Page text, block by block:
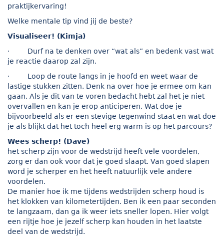
praktijkervaring!
Welke mentale tip vind jij de beste?
Visualiseer! (Kimja)
· Durf na te denken over “wat als” en bedenk vast wat
je reactie daarop zal zijn.
· Loop de route langs in je hoofd en weet waar de
lastige stukken zitten. Denk na over hoe je ermee om kan
gaan. Als je dit van te voren bedacht hebt zal het je niet
overvallen en kan je erop anticiperen. Wat doe je
bijvoorbeeld als er een stevige tegenwind staat en wat doe
je als blijkt dat het toch heel erg warm is op het parcours?
Wees scherp! (Dave)
het scherp zijn voor de wedstrijd heeft vele voordelen,
zorg er dan ook voor dat je goed slaapt. Van goed slapen
word je scherper en het heeft natuurlijk vele andere
voordelen.
De manier hoe ik me tijdens wedstrijden scherp houd is
het klokken van kilometertijden. Ben ik een paar seconden
te langzaam, dan ga ik weer iets sneller lopen. Hier volgt
een rijtje hoe je jezelf scherp kan houden in het laatste
deel van de wedstrijd.